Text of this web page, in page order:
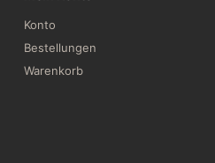
Konto
Bestellungen
Warenkorb